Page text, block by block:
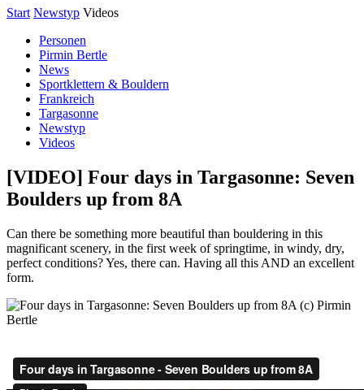
Start Newstyp Videos
Personen
Pirmin Bertle
News
Sportklettern & Bouldern
Frankreich
Targasonne
Newstyp
Videos
[VIDEO] Four days in Targasonne: Seven
Boulders up from 8A
Can there be something more beautiful than bouldering in this
magnificant scenery, in the first week of springtime, in windy, dry,
perfect conditions? Yes, there can. Having all this AND an excellent
form.